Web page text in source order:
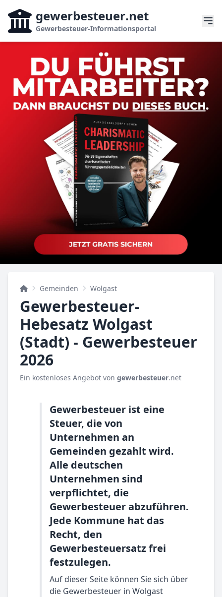
gewerbesteuer.net
Gewerbesteuer-Informationsportal
Gemeinden Wolgast
Gewerbesteuer-
Hebesatz Wolgast
(Stadt) - Gewerbesteuer
2026
Ein kostenloses Angebot von gewerbesteuer.net
Gewerbesteuer ist eine
Steuer, die von
Unternehmen an
Gemeinden gezahlt wird.
Alle deutschen
Unternehmen sind
verpflichtet, die
Gewerbesteuer abzuführen.
Jede Kommune hat das
Recht, den
Gewerbesteuersatz frei
festzulegen.
Auf dieser Seite können Sie sich über
die Gewerbesteuer in Wolgast